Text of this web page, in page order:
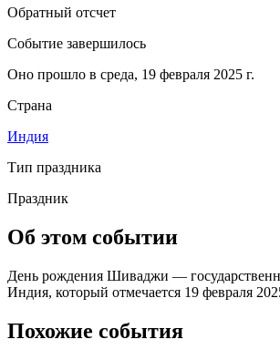
Обратный отсчет
Событие завершилось
Оно прошло в среда, 19 февраля 2025 г.
Страна
Индия
Тип праздника
Праздник
Об этом событии
День рождения Шиваджи —
Индия, который отмечается 19 февраля
Похожие события